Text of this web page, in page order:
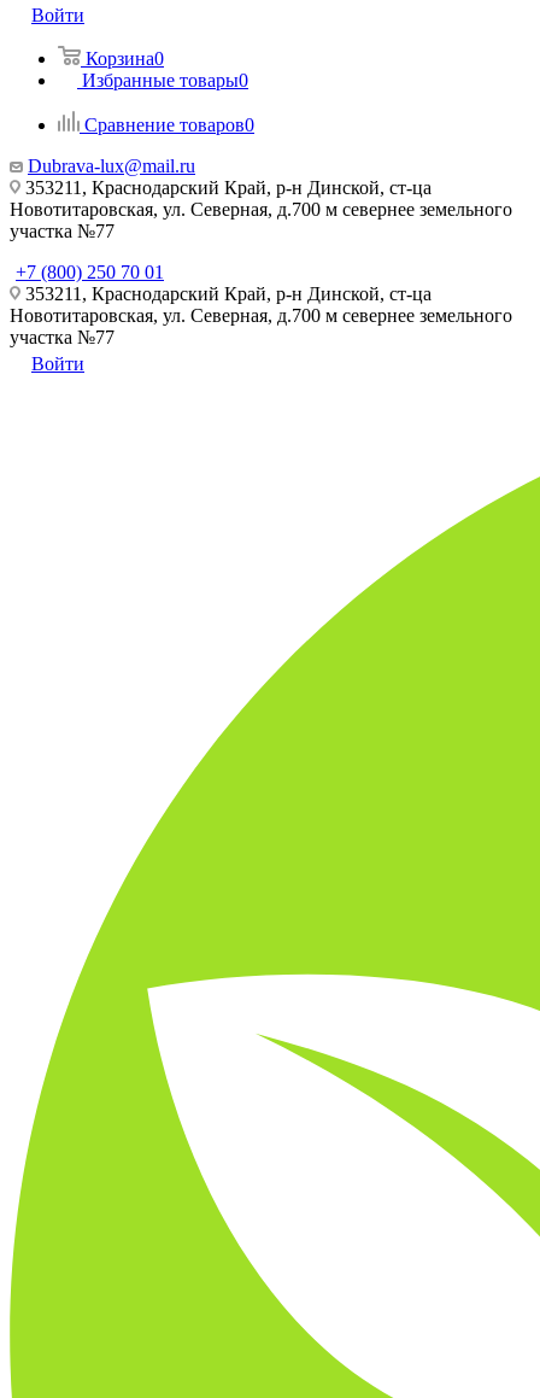
Войти
Корзина0
Избранные товары0
Сравнение товаров0
Dubrava-lux@mail.ru
353211, Краснодарский Край, р-н Динской, ст-ца
Новотитаровская, ул. Северная, д.700 м севернее земельного
участка №77
+7 (800) 250 70 01
353211, Краснодарский Край, р-н Динской, ст-ца
Новотитаровская, ул. Северная, д.700 м севернее земельного
участка №77
Войти